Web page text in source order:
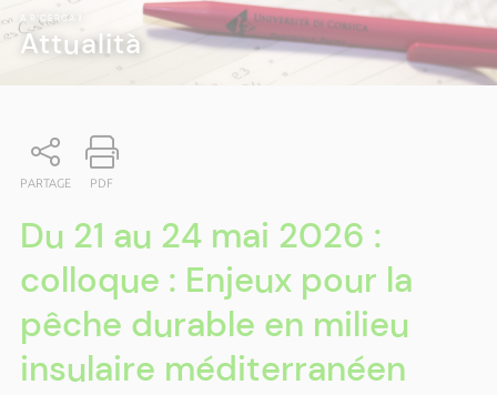
A RICERCA
Attualità
PARTAGE PDF
Du 21 au 24 mai 2026 :
colloque : Enjeux pour la
pêche durable en milieu
insulaire méditerranéen